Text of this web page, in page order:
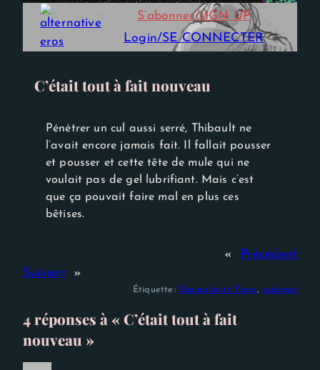
S’abonner/sIGN UP
Login/SE CONNECTER
C’était tout à fait nouveau
Pénétrer un cul aussi serré, Thibault ne
l’avait encore jamais fait. Il fallait pousser
et pousser et cette tête de mule qui ne
voulait pas de gel lubrifiant. Mais c’est
que ça pouvait faire mal en plus ces
bêtises.
«
Précédent
Suivant
»
Étiquette : Shemales et Trans, sodomie
4 réponses à « C’était tout à fait
nouveau »
Experience
Afin que notre
site Web
fonctionne
aussi bien que
de votre
visite. Si vous
certaines
fonctionnalités
disparaîtront
du site Web.